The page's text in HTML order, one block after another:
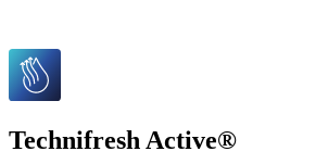
Technifresh Active®